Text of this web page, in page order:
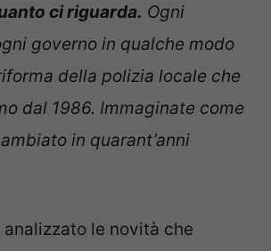
ci riguarda. Ogni
governo in qualche modo
della polizia locale che
dal 1986. Immaginate come
in quarant’anni
le novità che